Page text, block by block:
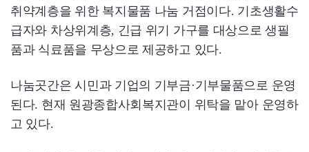
취약계층을 위한 복지물품 나눔 거점이다. 기초생활수
급자와 차상위계층, 긴급 위기 가구를 대상으로 생필
품과 식료품을 무상으로 제공하고 있다.
나눔곳간은 시민과 기업의 기부금·기부물품으로 운영
된다. 현재 원광종합사회복지관이 위탁을 맡아 운영하
고 있다.